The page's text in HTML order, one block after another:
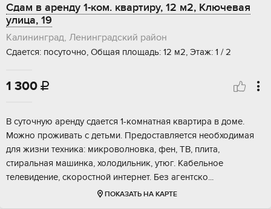
Сдам в аренду 1-ком. квартиру, 12 м2, Ключевая
улица, 19
Калининград, Ленинградский район
Сдается: посуточно, Общая площадь: 12 м2, Этаж: 1 / 2
1 300 
В суточную аренду сдается 1-комнатная квартира в доме.
Можно проживать с детьми. Предоставляется необходимая
для жизни техника: микроволновка, фен, ТВ, плита,
стиральная машинка, холодильник, утюг. Кабельное
телевидение, скоростной интернет. Без агентско...
ПОКАЗАТЬ НА КАРТЕ